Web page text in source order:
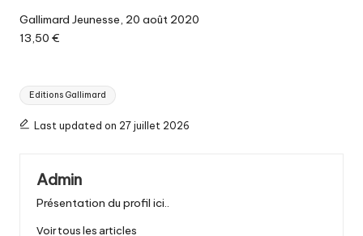
Gallimard Jeunesse, 20 août 2020
13,50 €
Tags:
Editions Gallimard
Last updated on 27 juillet 2026
Admin
Présentation du profil ici..
Voir tous les articles